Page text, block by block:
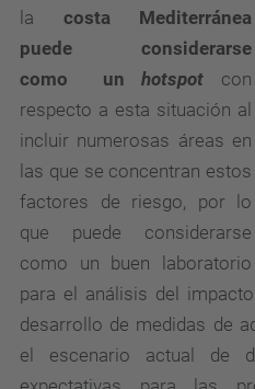
la costa Mediterránea
puede considerarse
como unhotspot con
respecto a esta situación al
incluir numerosas áreas en
las que se concentran estos
factores de riesgo, por lo
que puede considerarse
como un buen laboratorio
para el análisis del
desarrollo de medidas de
el escenario actual de